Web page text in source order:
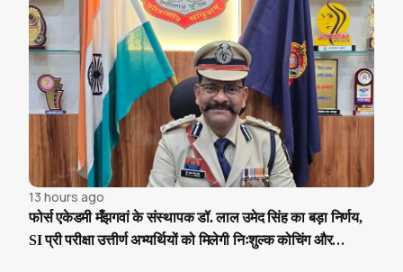
13 hours ago
फोर्स एकेडमी मँझगवां के संस्थापक डॉ. लाल उमेद सिंह का बड़ा निर्णय,
SI प्री परीक्षा उत्तीर्ण अभ्यर्थियों को मिलेगी निःशुल्क कोचिंग और